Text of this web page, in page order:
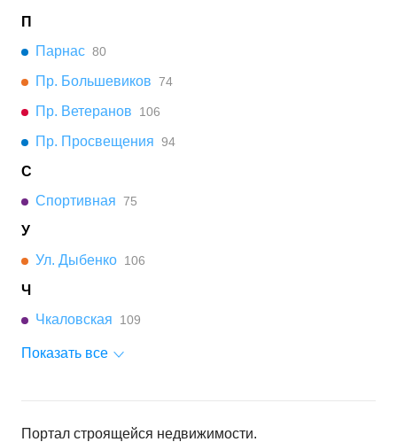
П
Парнас 80
Пр. Большевиков 74
Пр. Ветеранов 106
Пр. Просвещения 94
С
Спортивная 75
У
Ул. Дыбенко 106
Ч
Чкаловская
109
Показать все
Портал строящейся недвижимости.